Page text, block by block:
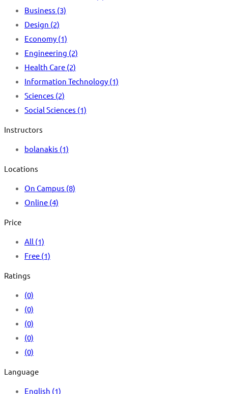
Business (3)
Design (2)
Economy (1)
Engineering (2)
Health Care (2)
Information Technology (1)
Sciences (2)
Social Sciences (1)
Instructors
bolanakis (1)
Locations
On Campus (8)
Online (4)
Price
All (1)
Free (1)
Ratings
(0)
(0)
(0)
(0)
(0)
Language
English (1)